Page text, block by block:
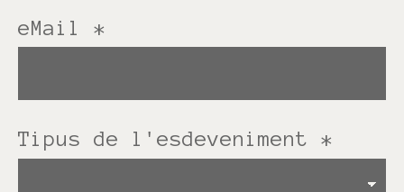
eMail *
Tipus de l'esdeveniment *